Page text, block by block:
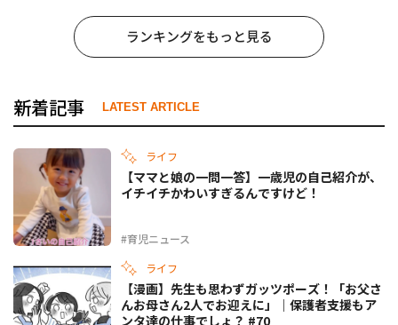
ランキングをもっと見る
新着記事 LATEST ARTICLE
ライフ
#育児ニュース
【ママと娘の一問一答】一歳児の自己紹介が、
イチイチかわいすぎるんですけど！
ライフ
【漫画】先生も思わずガッツポーズ！「お父さ
んお母さん2人でお迎えに」｜保護者支援もア
ンタ達の仕事でしょ？ #70